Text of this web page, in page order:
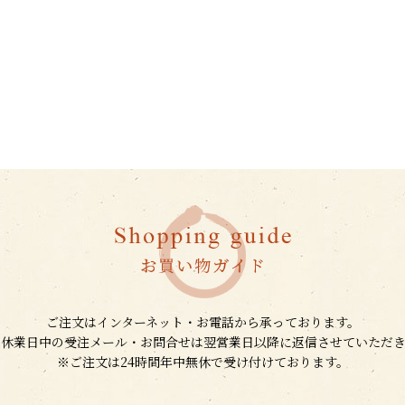
ご注文はインターネット・お電話から承っております。
業日中の受注メール・お問合せは翌営業日以降に返信させていただ
※ご注文は24時間年中無休で受け付けております。